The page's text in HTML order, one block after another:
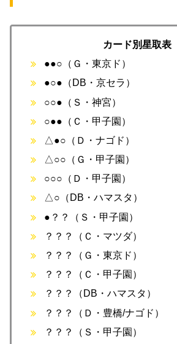
カード別星取表
●●○（Ｇ・東京ド）
●○●（DB・京セラ）
○○●（Ｓ・神宮）
○●●（Ｃ・甲子園）
△●○（Ｄ・ナゴド）
△○○（Ｇ・甲子園）
○○○（Ｄ・甲子園）
△○（DB・ハマスタ）
●？？（Ｓ・甲子園）
？？？（Ｃ・マツダ）
？？？（Ｇ・東京ド）
？？？（Ｃ・甲子園）
？？？（DB・ハマスタ）
？？？（Ｄ・豊橋/ナゴド）
？？？（Ｓ・甲子園）